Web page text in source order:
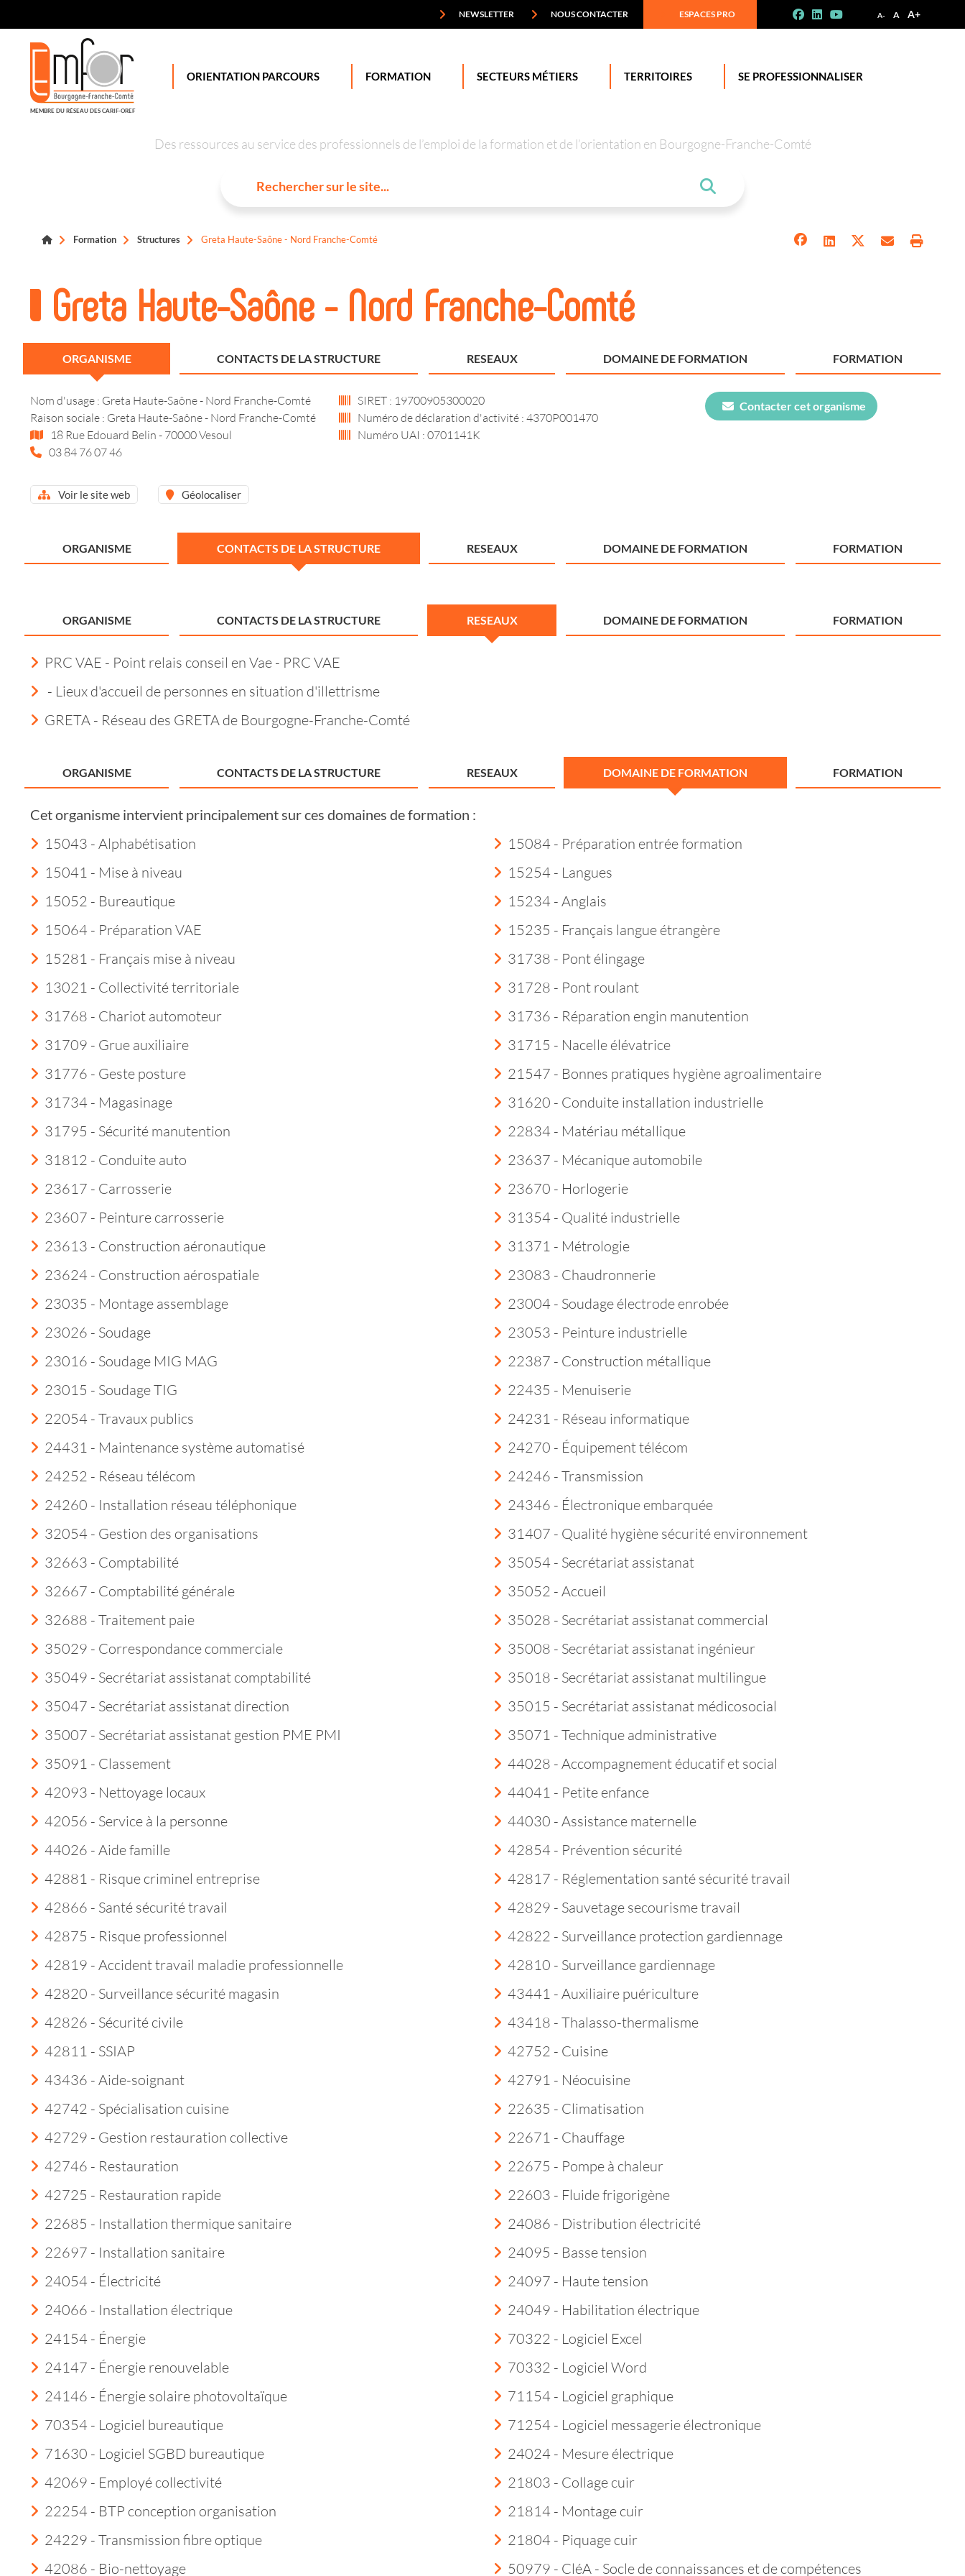
A- A A+
NEWSLETTER NOUS CONTACTER ESPACES PRO
MEMBRE DU RÉSEAU DES CARIF-OREF
ORIENTATION PARCOURS FORMATION SECTEURS MÉTIERS TERRITOIRES SE PROFESSIONNALISER
Des ressources au service des professionnels de l’emploi de la formation et de l’orientation en Bourgogne-Franche-Comté
Formation Structures Greta Haute-Saône - Nord Franche-Comté
Greta Haute-Saône - Nord Franche-Comté
ORGANISME CONTACTS DE LA STRUCTURE RESEAUX DOMAINE DE FORMATION FORMATION
Nom d'usage : Greta Haute-Saône - Nord Franche-Comté
Raison sociale : Greta Haute-Saône - Nord Franche-Comté
18 Rue Edouard Belin - 70000 Vesoul
03 84 76 07 46
SIRET : 19700905300020
Numéro de déclaration d'activité : 4370P001470
Numéro UAI : 0701141K
Voir le site web Géolocaliser
Contacter cet organisme
ORGANISME CONTACTS DE LA STRUCTURE RESEAUX DOMAINE DE FORMATION FORMATION
ORGANISME CONTACTS DE LA STRUCTURE RESEAUX DOMAINE DE FORMATION FORMATION
PRC VAE - Point relais conseil en Vae - PRC VAE
- Lieux d'accueil de personnes en situation d'illettrisme
GRETA - Réseau des GRETA de Bourgogne-Franche-Comté
ORGANISME CONTACTS DE LA STRUCTURE RESEAUX DOMAINE DE FORMATION FORMATION
Cet organisme intervient principalement sur ces domaines de formation :
15043 - Alphabétisation
15041 - Mise à niveau
15052 - Bureautique
15064 - Préparation VAE
15084 - Préparation entrée formation
15254 - Langues
15234 - Anglais
15235 - Français langue étrangère
15281 - Français mise à niveau
13021 - Collectivité territoriale
31768 - Chariot automoteur
31709 - Grue auxiliaire
31738 - Pont élingage
31728 - Pont roulant
31736 - Réparation engin manutention
31715 - Nacelle élévatrice
31776 - Geste posture
31734 - Magasinage
31795 - Sécurité manutention
31812 - Conduite auto
21547 - Bonnes pratiques hygiène agroalimentaire
31620 - Conduite installation industrielle
22834 - Matériau métallique
23637 - Mécanique automobile
23617 - Carrosserie
23607 - Peinture carrosserie
23613 - Construction aéronautique
23624 - Construction aérospatiale
23670 - Horlogerie
31354 - Qualité industrielle
31371 - Métrologie
23083 - Chaudronnerie
23035 - Montage assemblage
23026 - Soudage
23016 - Soudage MIG MAG
23015 - Soudage TIG
23004 - Soudage électrode enrobée
23053 - Peinture industrielle
22387 - Construction métallique
22435 - Menuiserie
22054 - Travaux publics
24431 - Maintenance système automatisé
24252 - Réseau télécom
24260 - Installation réseau téléphonique
24231 - Réseau informatique
24270 - Équipement télécom
24246 - Transmission
24346 - Électronique embarquée
32054 - Gestion des organisations
32663 - Comptabilité
32667 - Comptabilité générale
32688 - Traitement paie
31407 - Qualité hygiène sécurité environnement
35054 - Secrétariat assistanat
35052 - Accueil
35028 - Secrétariat assistanat commercial
35029 - Correspondance commerciale
35049 - Secrétariat assistanat comptabilité
35047 - Secrétariat assistanat direction
35007 - Secrétariat assistanat gestion PME PMI
35008 - Secrétariat assistanat ingénieur
35018 - Secrétariat assistanat multilingue
35015 - Secrétariat assistanat médicosocial
35071 - Technique administrative
35091 - Classement
42093 - Nettoyage locaux
42056 - Service à la personne
44026 - Aide famille
44028 - Accompagnement éducatif et social
44041 - Petite enfance
44030 - Assistance maternelle
42854 - Prévention sécurité
42881 - Risque criminel entreprise
42866 - Santé sécurité travail
42875 - Risque professionnel
42819 - Accident travail maladie professionnelle
42817 - Réglementation santé sécurité travail
42829 - Sauvetage secourisme travail
42822 - Surveillance protection gardiennage
42810 - Surveillance gardiennage
42820 - Surveillance sécurité magasin
42826 - Sécurité civile
42811 - SSIAP
43436 - Aide-soignant
43441 - Auxiliaire puériculture
43418 - Thalasso-thermalisme
42752 - Cuisine
42791 - Néocuisine
42742 - Spécialisation cuisine
42729 - Gestion restauration collective
42746 - Restauration
42725 - Restauration rapide
22635 - Climatisation
22671 - Chauffage
22675 - Pompe à chaleur
22603 - Fluide frigorigène
22685 - Installation thermique sanitaire
22697 - Installation sanitaire
24054 - Électricité
24066 - Installation électrique
24086 - Distribution électricité
24095 - Basse tension
24097 - Haute tension
24049 - Habilitation électrique
24154 - Énergie
24147 - Énergie renouvelable
24146 - Énergie solaire photovoltaïque
70354 - Logiciel bureautique
70322 - Logiciel Excel
70332 - Logiciel Word
71154 - Logiciel graphique
71254 - Logiciel messagerie électronique
71630 - Logiciel SGBD bureautique
42069 - Employé collectivité
22254 - BTP conception organisation
24229 - Transmission fibre optique
24024 - Mesure électrique
21803 - Collage cuir
21814 - Montage cuir
21804 - Piquage cuir
42086 - Bio-nettoyage
50979 - CléA - Socle de connaissances et de compétences